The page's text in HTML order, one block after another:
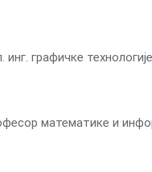
графичке
математике и